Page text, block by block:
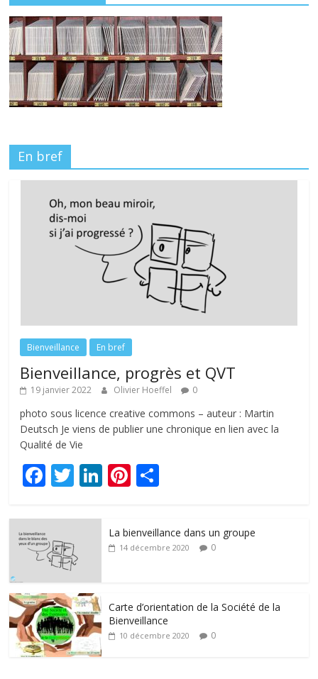
En bref
Bienveillance En bref
Bienveillance, progrès et QVT
19 janvier 2022 Olivier Hoeffel 0
photo sous licence creative commons – auteur : Martin
Deutsch Je viens de publier une chronique en lien avec la
Qualité de Vie
F
e
b
o
o
k
T
itt
er
Li
e
Pi
e g
La bienveillance dans un groupe
14 décembre 2020 0
Carte d’orientation de la Société de la
Bienveillance
10 décembre 2020 0